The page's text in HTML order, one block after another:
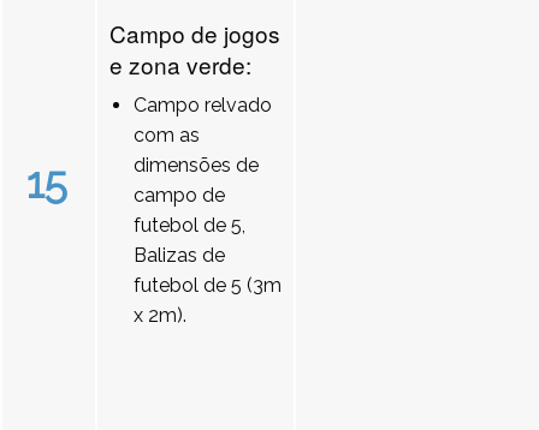
15
Campo de jogos
e zona verde:
Campo relvado
com as
dimensões de
campo de
futebol de 5,
Balizas de
futebol de 5 (3m
x 2m).